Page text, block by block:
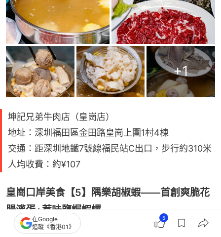
+1
坤記兄弟牛肉店（皇崗店）
地址：深圳福田區金田路皇崗上圍1村4棟
交通：距深圳地鐵7號線福民站C出口，步行約310米
人均收費：約¥107
皇崗口岸美食【5】隅樂胡椒蝦——首創爽脆花
腸灌蛋+惹味鹽焗蝦螺
隅樂胡椒蝦坐落於皇崗村內，兩層高的裝潢充滿現代
在Google
追蹤《香港01》
5